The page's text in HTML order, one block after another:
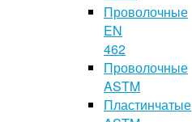
Проволочные
EN
462
Проволочные
ASTM
Пластинчатые